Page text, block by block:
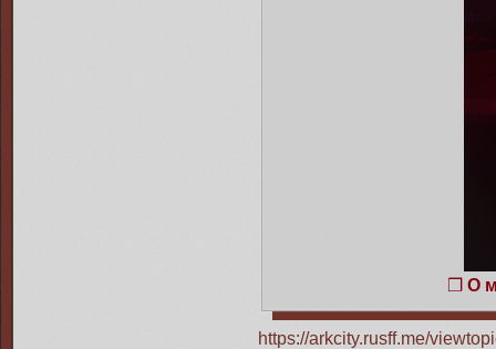
❒О
https://arkcity.rusff.me/